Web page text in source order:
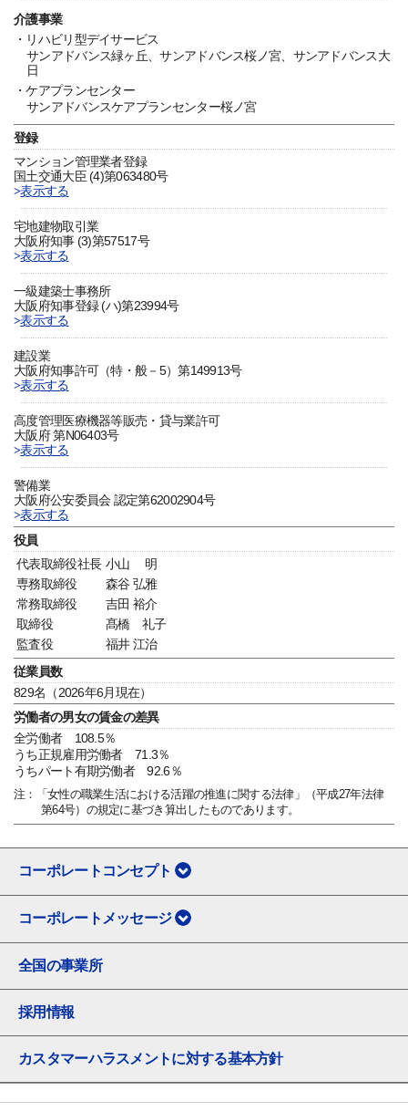
介護事業
・リハビリ型デイサービス
サンアドバンス緑ヶ丘、サンアドバンス桜ノ宮、サンアドバンス大
日
・ケアプランセンター
サンアドバンスケアプランセンター桜ノ宮
登録
マンション管理業者登録
国土交通大臣 (4)第063480号
表示する
宅地建物取引業
大阪府知事 (3)第57517号
表示する
一級建築士事務所
大阪府知事登録 (ハ)第23994号
表示する
建設業
大阪府知事許可（特・般－5）第149913号
表示する
高度管理医療機器等販売・貸与業許可
大阪府 第N06403号
表示する
警備業
大阪府公安委員会 認定第62002904号
表示する
役員
代表取締役社長 小山 明
専務取締役
森谷 弘雅
常務取締役
吉田 裕介
取締役
髙橋 礼子
監査役
福井 江治
従業員数
829名（2026年6月現在）
労働者の男女の賃金の差異
全労働者 108.5％
うち正規雇用労働者 71.3％
うちパート有期労働者 92.6％
注：「女性の職業生活における活躍の推進に関する法律」（平成27年法律
第64号）の規定に基づき算出したものであります。
コーポレートコンセプト
コーポレートメッセージ
全国の事業所
採用情報
カスタマーハラスメントに対する基本方針